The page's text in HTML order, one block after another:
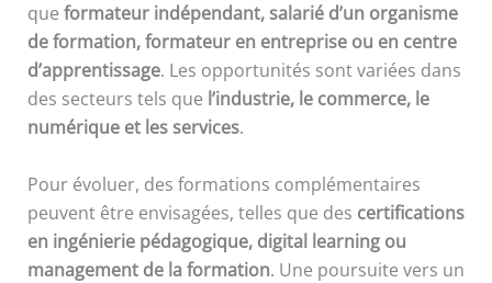
que formateur indépendant, salarié d’un organisme
de formation, formateur en entreprise ou en centre
d’apprentissage. Les opportunités sont variées dans
des secteurs tels que l’industrie, le commerce, le
numérique et les services.
Pour évoluer, des formations complémentaires
peuvent être envisagées, telles que des certifications
en ingénierie pédagogique, digital learning ou
management de la formation. Une poursuite vers un